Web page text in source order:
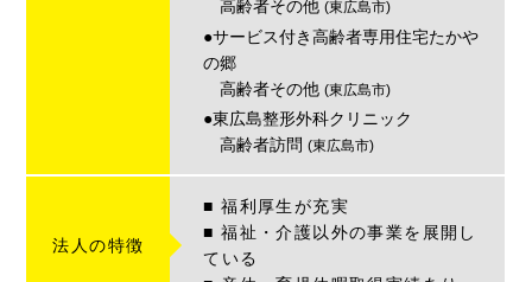
高齢者その他(東広島市)
●サービス付き高齢者専用住宅たかや
の郷
高齢者その他(東広島市)
●東広島整形外科クリニック
高齢者訪問(東広島市)
法人の特徴
■ 福利厚生が充実
■ 福祉・介護以外の事業を展開し
ている